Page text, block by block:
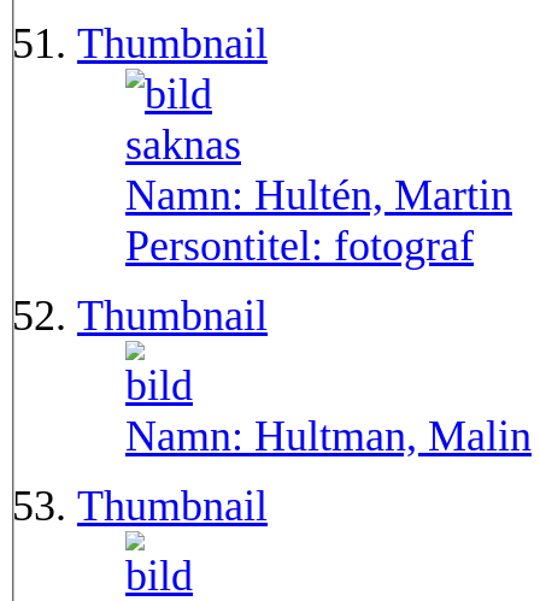
Thumbnail
Namn: Hultén, Martin
Persontitel: fotograf
Thumbnail
Namn: Hultman, Malin
Thumbnail